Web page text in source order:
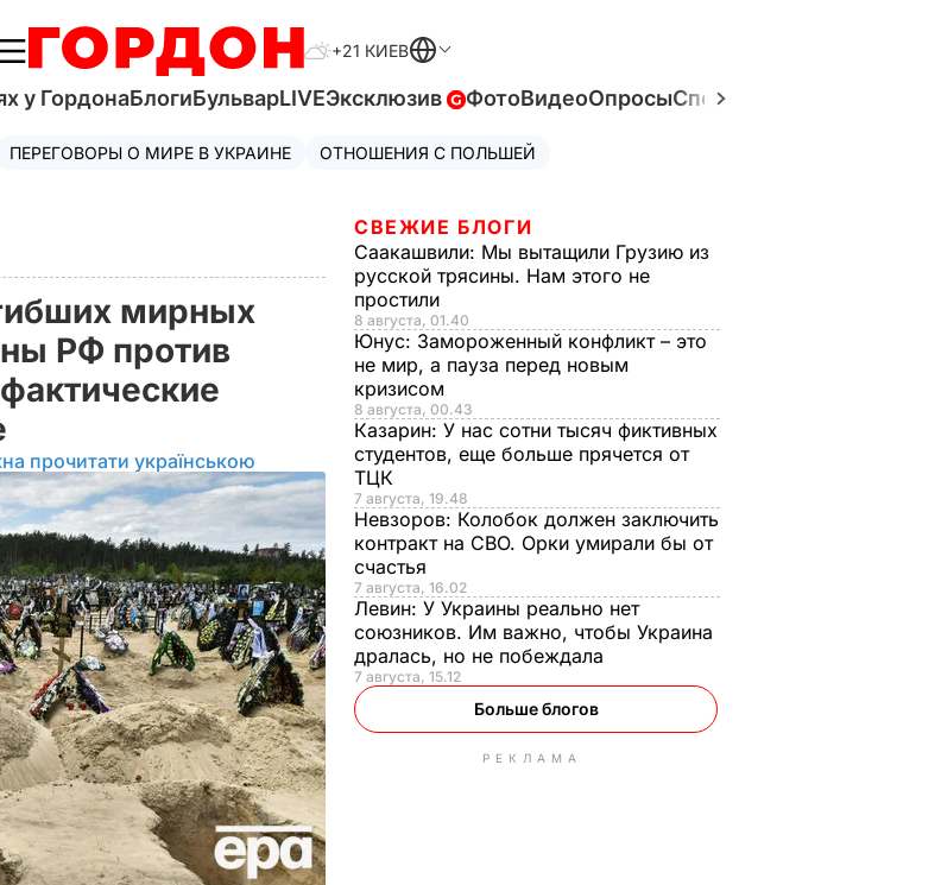
+21 КИЕВ
у ГордонаБлогиБульварLIVEЭксклюзив ФотоВидеоОпросыСпецпроекты
ПЕРЕГОВОРЫ О МИРЕ В УКРАИНЕ ОТНОШЕНИЯ С ПОЛЬШЕЙ
мирных
РФ против
прочитати українською
СВЕЖИЕ БЛОГИ
Саакашвили: Мы вытащили Грузию из
русской трясины. Нам этого не
простили
8 августа, 01.40
Юнус: Замороженный конфликт – это
не мир, а пауза перед новым
кризисом
8 августа, 00.43
Казарин: У нас сотни тысяч фиктивных
студентов, еще больше прячется от
ТЦК
7 августа, 19.48
Невзоров: Колобок должен заключить
контракт на СВО. Орки умирали бы от
счастья
7 августа, 16.02
Левин: У Украины реально нет
союзников. Им важно, чтобы Украина
дралась, но не побеждала
7 августа, 15.12
Больше блогов
РЕКЛАМА